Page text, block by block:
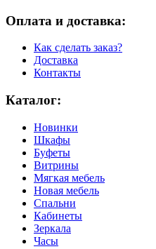
Оплата и доставка:
Как сделать заказ?
Доставка
Контакты
Каталог:
Новинки
Шкафы
Буфеты
Витрины
Мягкая мебель
Новая мебель
Спальни
Кабинеты
Зеркала
Часы